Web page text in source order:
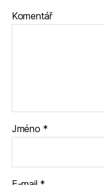
Komentář
Jméno *